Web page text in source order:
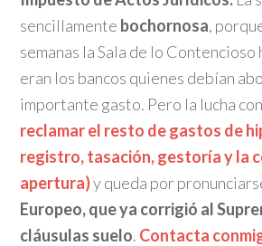
sencillamente bochornosa,
semanas la Sala de lo Contencioso
eran los bancos quienes debían
importante gasto. Pero la lucha
reclamar el resto de gastos de
registro, tasación, gestoría y la
apertura)y queda por
Europeo, que ya corrigió al
cláusulas suelo. Contacta